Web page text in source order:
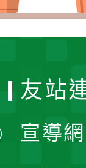
友站
宣導